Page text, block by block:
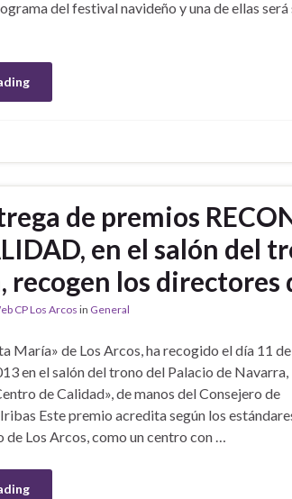
del festival navideño y una de ellas
de premios
en el salón del
recogen los directores
CP Los Arcosin General
María» de Los Arcos, ha recogido el día 11 de
en el salón del trono del Palacio de Navarra,
de Calidad», de manos del Consejero de
Este premio acredita según los
de Los Arcos, como un centro con …